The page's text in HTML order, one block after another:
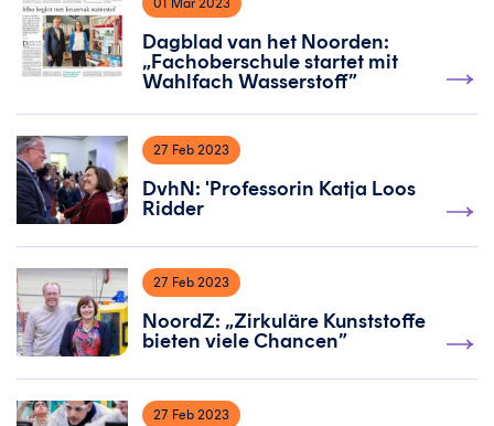
01 Mar 2023
Dagblad van het Noorden:
„Fachoberschule startet mit
Wahlfach Wasserstoff”
27 Feb 2023
DvhN: 'Professorin Katja Loos
Ridder
27 Feb 2023
NoordZ: „Zirkuläre Kunststoffe
bieten viele Chancen”
27 Feb 2023